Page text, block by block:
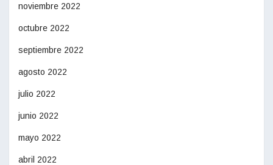
noviembre 2022
octubre 2022
septiembre 2022
agosto 2022
julio 2022
junio 2022
mayo 2022
abril 2022